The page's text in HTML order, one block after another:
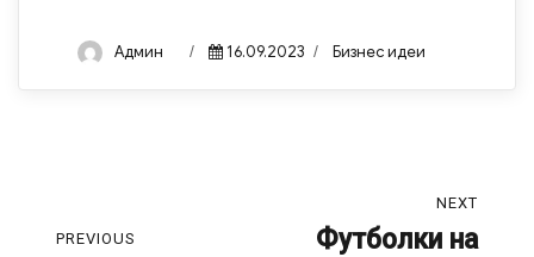
Author
Админ
Posted
16.09.2023 Categories
Бизнес идеи
по
PREVIOUS
NEXT
Футболки на